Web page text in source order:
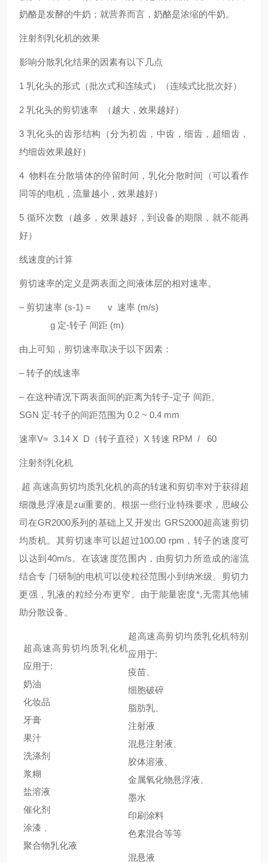
奶酪是发酵的牛奶；就营养而言，奶酪是浓缩的牛奶。
注射剂乳化机的效果
影响分散乳化结果的因素有以下几点
1 乳化头的形式（批次式和连续式）（连续式比批次好）
2 乳化头的剪切速率 （越大，效果越好）
3 乳化头的齿形结构（分为初齿，中齿，细齿，超细齿，
约细齿效果越好）
4 物料在分散墙体的停留时间，乳化分散时间（可以看作
同等的电机，流量越小，效果越好）
5 循环次数（越多，效果越好，到设备的期限，就不能再
好）
线速度的计算
剪切速率的定义是两表面之间液体层的相对速率。
– 剪切速率 (s-1) = v 速率 (m/s)
g 定-转子 间距 (m)
由上可知，剪切速率取决于以下因素：
– 转子的线速率
– 在这种请况下两表面间的距离为转子-定子 间距。
SGN 定-转子的间距范围为 0.2 ~ 0.4 mm
速率V= 3.14 X D（转子直径）X 转速 RPM / 60
注射剂乳化机
超 高速高剪切均质乳化机的高的转速和剪切率对于获得超
细微悬浮液是zui重要的。根据一些行业特殊要求， 思峻公
司在GR2000系列的基础上又开发出 GRS2000超高速剪切
均质机。其剪切速率可以超过100.00 rpm，转子的速度可
以达到40m/s。在该速度范围内，由剪切力所造成的湍流
结合专 门研制的电机可以使粒径范围小到纳米级。剪切力
更强，乳液的粒经分布更窄。由于能量密度*,无需其他辅
助分散设备。
超高速高剪切均质乳化机
应用于:
奶油
化妆品
牙膏
果汁
洗涤剂
浆糊
盐溶液
催化剂
涂漆 、
聚合物乳化液
超高速高剪切均质乳化机特别
应用于:
疫苗、
细胞破碎
脂肪乳、
注射液
混悬注射液、
胶体溶液、
金属氧化物悬浮液、
墨水
印刷涂料
色素混合等等
混悬液